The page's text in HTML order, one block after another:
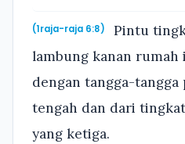
(1raja-raja 6:8)
Pintu
lambung kanan
dengan tangga-
tengah dan dari
yang ketiga.